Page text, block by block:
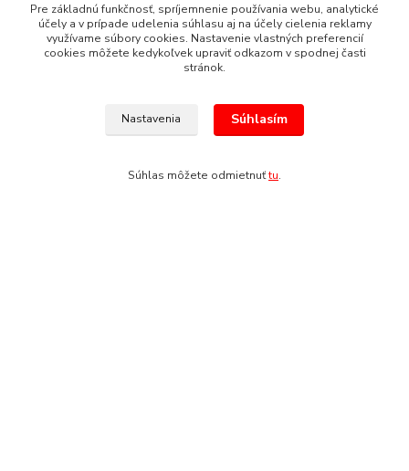
Tovar zaradený v kategóriách
Pre základnú funkčnosť, spríjemnenie používania webu, analytické
účely a v prípade udelenia súhlasu aj na účely cielenia reklamy
využívame súbory cookies. Nastavenie vlastných preferencií
cookies môžete kedykoľvek upraviť odkazom v spodnej časti
stránok.
Nastavenia Súhlasím
Súhlas môžete odmietnuťtu.